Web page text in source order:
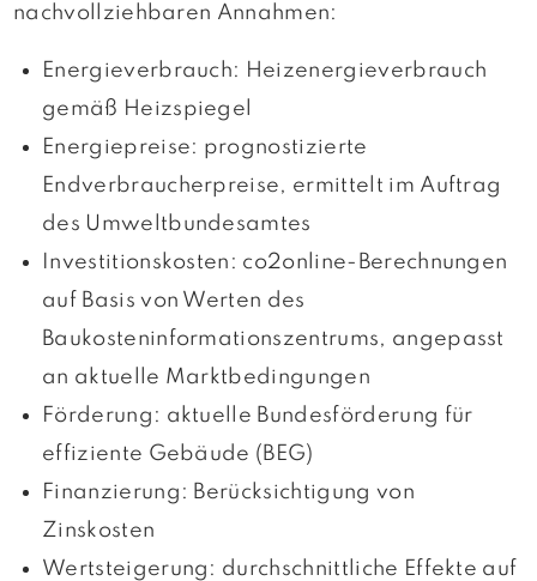
nachvollziehbaren Annahmen:
Energieverbrauch: Heizenergieverbrauch
gemäß Heizspiegel
Energiepreise: prognostizierte
Endverbraucherpreise, ermittelt im Auftrag
des Umweltbundesamtes
Investitionskosten: co2online-Berechnungen
auf Basis von Werten des
Baukosteninformationszentrums, angepasst
an aktuelle Marktbedingungen
Förderung: aktuelle Bundesförderung für
effiziente Gebäude (BEG)
Finanzierung: Berücksichtigung von
Zinskosten
Wertsteigerung: durchschnittliche Effekte auf